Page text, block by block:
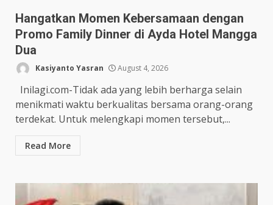
Hangatkan Momen Kebersamaan dengan
Promo Family Dinner di Ayda Hotel Mangga
Dua
Kasiyanto Yasran August 4, 2026
Inilagi.com-Tidak ada yang lebih berharga selain
menikmati waktu berkualitas bersama orang-orang
terdekat. Untuk melengkapi momen tersebut,...
Read More